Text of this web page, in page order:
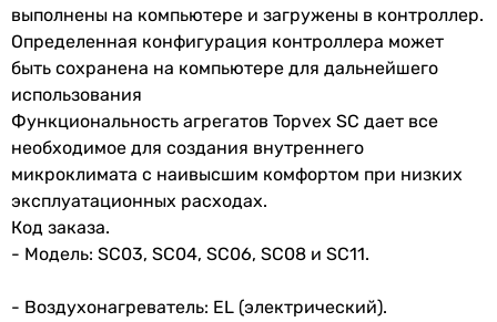
выполнены на компьютере и загружены в контроллер.
Определенная конфигурация контроллера может
быть сохранена на компьютере для дальнейшего
использования
Функциональность агрегатов Topvex SC дает все
необходимое для создания внутреннего
микроклимата с наивысшим комфортом при низких
эксплуатационных расходах.
Код заказа.
- Модель: SС03, SС04, SС06, SC08 и SC11.
- Воздухонагреватель: EL (электрический).